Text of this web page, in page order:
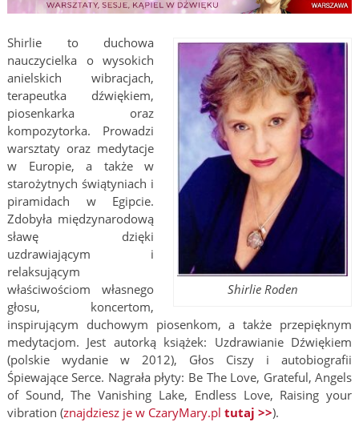
Shirlie Roden
Shirlie to duchowa
nauczycielka o wysokich
anielskich wibracjach,
terapeutka dźwiękiem,
piosenkarka oraz
kompozytorka. Prowadzi
warsztaty oraz medytacje
w Europie, a także w
starożytnych świątyniach i
piramidach w Egipcie.
Zdobyła międzynarodową
sławę dzięki
uzdrawiającym i
relaksującym
właściwościom własnego
głosu, koncertom,
inspirującym duchowym piosenkom, a także przepięknym
medytacjom. Jest autorką książek: Uzdrawianie Dźwiękiem
(polskie wydanie w 2012), Głos Ciszy i autobiografii
Śpiewające Serce. Nagrała płyty: Be The Love, Grateful, Angels
of Sound, The Vanishing Lake, Endless Love, Raising your
vibration (znajdziesz je w CzaryMary.pl tutaj >>).